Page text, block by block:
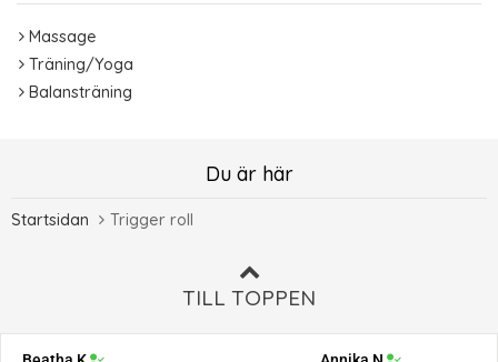
Massage
Träning/Yoga
Balansträning
Du är här
Startsidan Trigger roll
TILL TOPPEN